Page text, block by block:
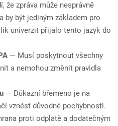
že zpráva může nesprávně
by být jediným základem pro
univerzit přijalo tento jazyk do
— Musí poskytnout všechny
a nemohou změnit pravidla
— Důkazní břemeno je na
vznést důvodné pochybnosti.
proti odplatě a dodatečným